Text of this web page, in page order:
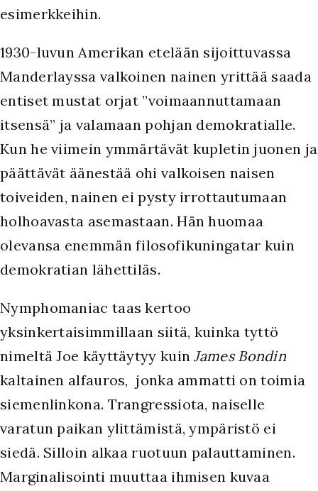
esimerkkeihin.
1930-luvun Amerikan etelään sijoittuvassa
Manderlayssa valkoinen nainen yrittää saada
entiset mustat orjat ”voimaannuttamaan
itsensä” ja valamaan pohjan demokratialle.
Kun he viimein ymmärtävät kupletin juonen ja
päättävät äänestää ohi valkoisen naisen
toiveiden, nainen ei pysty irrottautumaan
holhoavasta asemastaan. Hän huomaa
olevansa enemmän filosofikuningatar kuin
demokratian lähettiläs.
Nymphomaniac taas kertoo
yksinkertaisimmillaan siitä, kuinka tyttö
nimeltä Joe käyttäytyy kuinJames Bondin
kaltainen alfauros, jonka ammatti on toimia
siemenlinkona. Trangressiota, naiselle
varatun paikan ylittämistä, ympäristö ei
siedä. Silloin alkaa ruotuun palauttaminen.
Marginalisointi muuttaa ihmisen kuvaa